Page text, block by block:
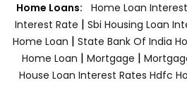
Home Loans: Home Loan
Interest Rate | Sbi Housing Loan
Home Loan | State Bank Of India
Home Loan | Mortgage |
House Loan Interest Rates Hdfc